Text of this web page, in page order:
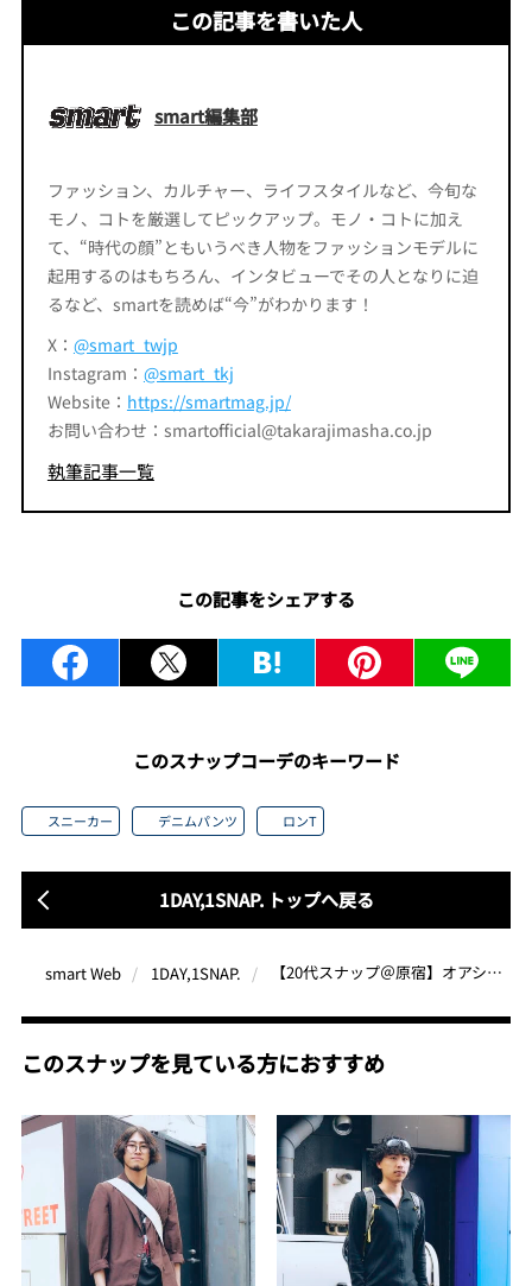
この記事を書いた人
smart編集部
ファッション、カルチャー、ライフスタイルなど、今旬な
モノ、コトを厳選してピックアップ。モノ・コトに加え
て、“時代の顔”ともいうべき人物をファッションモデルに
起用するのはもちろん、インタビューでその人となりに迫
るなど、smartを読めば“今”がわかります！
X： @smart_twjp
Instagram： @smart_tkj
Website： https://smartmag.jp/
お問い合わせ：smartofficial@takarajimasha.co.jp
執筆記事一覧
この記事をシェアする
このスナップコーデのキーワード
スニーカー デニムパンツ ロンT
1DAY,1SNAP. トップへ戻る
smart Web 1DAY,1SNAP. 【20代スナップ＠原宿】オアシスのヴィンテージTシャツをメインに据えたワントーンコーデ
このスナップを見ている方におすすめ